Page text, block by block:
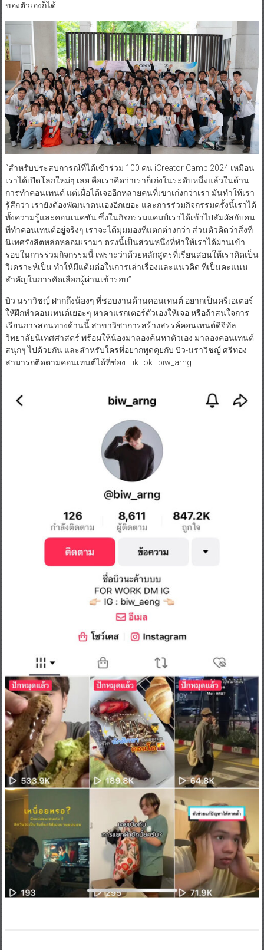
รีเซนต์งาน ความรู้เพิ่มเติมด้านมาร์เก็ตติ้งอีกด้วย เรียกว่า เรียนจบแล้วมี
ของตัวเองก็ได้
“สำหรับประสบการณ์ที่ได้เข้าร่วม 100 คน iCreator Camp 2024 เหมือน
เราได้เปิดโลกใหม่ๆ เลย คือเราคิดว่าเราก็เก่งในระดับหนึ่งแล้วในด้าน
การทำคอนเทนต์ แต่เมื่อได้เจออีกหลายคนที่เขาเก่งกว่าเรา มันทำให้เรา
รู้สึกว่า เรายังต้องพัฒนาตนเองอีกเยอะ และการร่วมกิจกรรมครั้งนี้เราได้
ทั้งความรู้และคอนเนคชัน ซึ่งในกิจกรรมแคมป์เราได้เข้าไปสัมผัสกับคน
ที่ทำคอนเทนต์อยู่จริงๆ เราจะได้มุมมองที่แตกต่างกว่า ส่วนตัวคิดว่าสิ่งที่
นิเทศรังสิตหล่อหลอมเรามา ตรงนี้เป็นส่วนหนึ่งที่ทำให้เราได้ผ่านเข้า
รอบในการร่วมกิจกรรมนี้ เพราะว่าด้วยหลักสูตรที่เรียนสอนให้เราคิดเป็น
สำคัญในการคัดเลือกผู้ผ่านเข้ารอบ”
บิว นราวิชญ์ ฝากถึงน้องๆ ที่ชอบงานด้านคอนเทนต์ อยากเป็นครีเอเตอร์
ให้ฝึกทำคอนเทนต์เยอะๆ หาคาแรกเตอร์ตัวเองให้เจอ หรือถ้าสนใจการ
เรียนการสอนทางด้านนี้ สาขาวิชาการสร้างสรรค์คอนเทนต์ดิจิทัล
วิทยาลัยนิเทศศาสตร์ พร้อมให้น้องมาลองค้นหาตัวเอง มาลองคอนเทนต์